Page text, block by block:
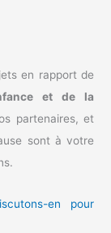
en rapport de
et de la
partenaires, et
sont à votre
en pour